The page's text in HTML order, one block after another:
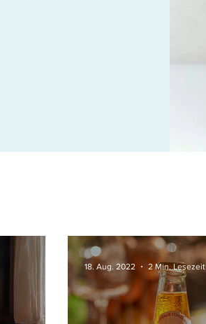
18. Aug. 2022 2 Min. Lesezeit